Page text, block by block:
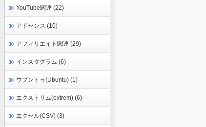
YouTube関連 (22)
アドセンス (10)
アフィリエイト関連 (29)
インスタグラム (6)
ウブントゥ(Ubuntu) (1)
エクストリム(extrem) (6)
エクセル(CSV) (3)